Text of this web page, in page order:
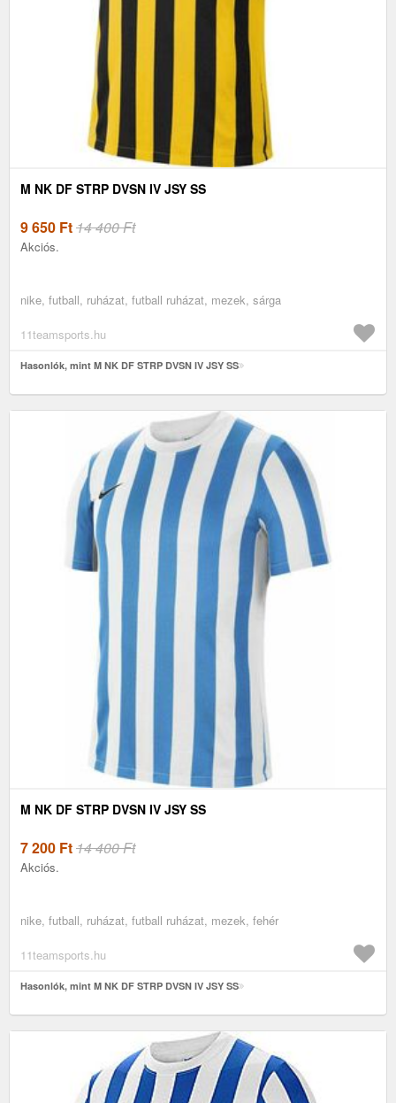
M NK DF STRP DVSN IV JSY SS
9 650 Ft14 400 Ft
Akciós.
nike, futball, ruházat, futball ruházat, mezek, sárga
11teamsports.hu
Hasonlók, mint M NK DF STRP DVSN IV JSY SS
M NK DF STRP DVSN IV JSY SS
7 200 Ft14 400 Ft
Akciós.
nike, futball, ruházat, futball ruházat, mezek, fehér
11teamsports.hu
Hasonlók, mint M NK DF STRP DVSN IV JSY SS